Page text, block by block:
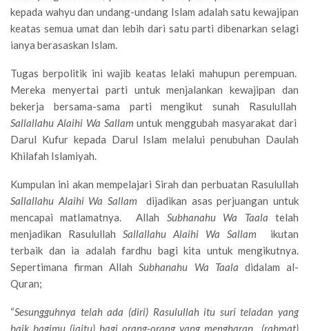
kepada wahyu dan undang-undang Islam adalah satu kewajipan
keatas semua umat dan lebih dari satu parti dibenarkan selagi
ianya berasaskan Islam.
Tugas berpolitik ini wajib keatas lelaki mahupun perempuan.
Mereka menyertai parti untuk menjalankan kewajipan dan
bekerja bersama-sama parti mengikut sunah Rasulullah
Sallallahu Alaihi Wa Sallamuntuk menggubah masyarakat dari
Darul Kufur kepada Darul Islam melalui penubuhan Daulah
Khilafah Islamiyah.
Kumpulan ini akan mempelajari Sirah dan perbuatan Rasulullah
Sallallahu Alaihi Wa Sallam
dijadikan asas perjuangan untuk
mencapai matlamatnya. Allah Subhanahu Wa Taala telah
menjadikan Rasulullah Sallallahu Alaihi Wa Sallam
ikutan
terbaik dan ia adalah fardhu bagi kita untuk mengikutnya.
Sepertimana firman AllahSubhanahu Wa Taala didalam al-
Quran;
“Sesungguhnya telah ada (diri) Rasulullah itu suri teladan yang
baik bagimu (iaitu) bagi orang-orang yang mengharap (rahmat)